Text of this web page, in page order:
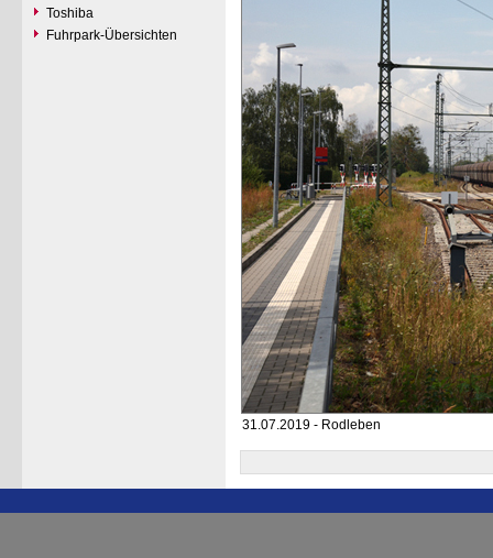
Toshiba
Fuhrpark-Übersichten
31.07.2019 - Rodleben